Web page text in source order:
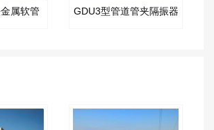
属软管 GDU3型管道管夹隔振器